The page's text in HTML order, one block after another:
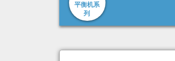
平衡机系
列